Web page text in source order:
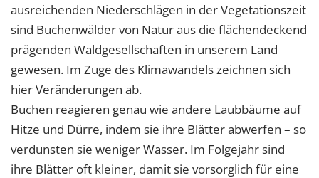
ausreichenden Niederschlägen in der Vegetationszeit
sind Buchenwälder von Natur aus die flächendeckend
prägenden Waldgesellschaften in unserem Land
gewesen. Im Zuge des Klimawandels zeichnen sich
hier Veränderungen ab.
Buchen reagieren genau wie andere Laubbäume auf
Hitze und Dürre, indem sie ihre Blätter abwerfen – so
verdunsten sie weniger Wasser. Im Folgejahr sind
ihre Blätter oft kleiner, damit sie vorsorglich für eine